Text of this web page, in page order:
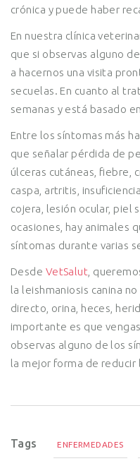
crónica y puede haber
En nuestra clínica
que si observas alguno
a hacernos una visita
secuelas. En cuanto al
semanas y está basado
Entre los síntomas más
que señalar pérdida de
úlceras cutáneas, fiebre,
caspa, artritis,
cojera, lesión ocular, piel
ocasiones, hay animales
síntomas durante varias
Desde VetSalut ,
la leishmaniosis canina
directo, orina, heces,
importante es que
observas alguno de los
la mejor forma de reducir
Tags ENFERMEDADES